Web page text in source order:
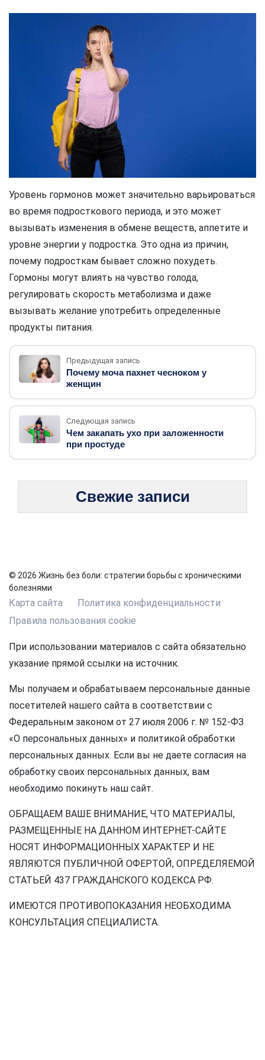
Уровень гормонов может значительно варьироваться
во время подросткового периода, и это может
вызывать изменения в обмене веществ, аппетите и
уровне энергии у подростка. Это одна из причин,
почему подросткам бывает сложно похудеть.
Гормоны могут влиять на чувство голода,
регулировать скорость метаболизма и даже
вызывать желание употребить определенные
продукты питания.
Предыдущая запись
Почему моча пахнет чесноком у
женщин
Следующая запись
Чем закапать ухо при заложенности
при простуде
Свежие записи
© 2026 Жизнь без боли: стратегии борьбы с хроническими
болезнями
Карта сайта
Политика конфиденциальности
Правила пользования cookie
При использовании материалов с сайта обязательно
указание прямой ссылки на источник.
Мы получаем и обрабатываем персональные данные
посетителей нашего сайта в соответствии с
Федеральным законом от 27 июля 2006 г. № 152-ФЗ
«О персональных данных» и политикой обработки
персональных данных. Если вы не даете согласия на
обработку своих персональных данных, вам
необходимо покинуть наш сайт.
ОБРАЩАЕМ ВАШЕ ВНИМАНИЕ, ЧТО МАТЕРИАЛЫ,
РАЗМЕЩЕННЫЕ НА ДАННОМ ИНТЕРНЕТ-САЙТЕ
НОСЯТ ИНФОРМАЦИОННЫХ ХАРАКТЕР И НЕ
ЯВЛЯЮТСЯ ПУБЛИЧНОЙ ОФЕРТОЙ, ОПРЕДЕЛЯЕМОЙ
СТАТЬЕЙ 437 ГРАЖДАНСКОГО КОДЕКСА РФ.
ИМЕЮТСЯ ПРОТИВОПОКАЗАНИЯ НЕОБХОДИМА
КОНСУЛЬТАЦИЯ СПЕЦИАЛИСТА.